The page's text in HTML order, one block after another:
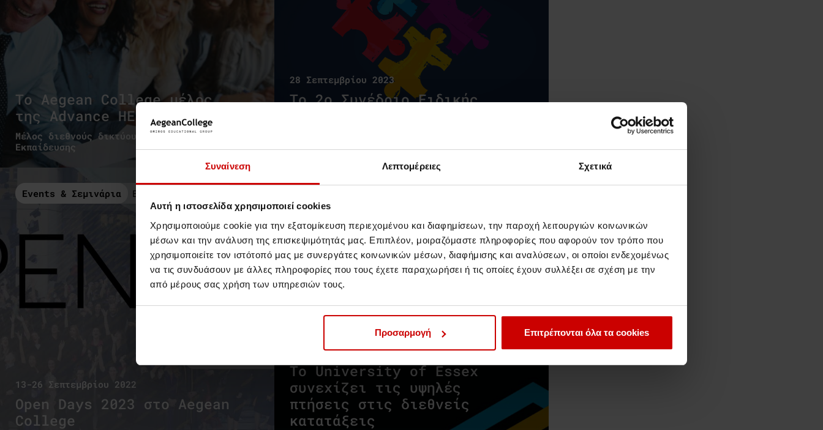
Συναίνεση Λεπτομέρειες Σχετικά
Αυτή η ιστοσελίδα χρησιμοποιεί cookies
Χρησιμοποιούμε cookie για την εξατομίκευση περιεχομένου και διαφημίσεων, την παροχή λειτουργιών κοινωνικών
μέσων και την ανάλυση της επισκεψιμότητάς μας. Επιπλέον, μοιραζόμαστε πληροφορίες που αφορούν τον τρόπο που
χρησιμοποιείτε τον ιστότοπό μας με συνεργάτες κοινωνικών μέσων, διαφήμισης και αναλύσεων, οι οποίοι ενδεχομένως
να τις συνδυάσουν με άλλες πληροφορίες που τους έχετε παραχωρήσει ή τις οποίες έχουν συλλέξει σε σχέση με την
από μέρους σας χρήση των υπηρεσιών τους.
Προσαρμογή Επιτρέπονται όλα τα cookies
Το Aegean College μέλος
της Advance HE
Μέλος διεθνούς δικτύου Τριτοβάθμιας
Εκπαίδευσης
28 Σεπτεμβρίου 2023
Το 2ο Συνέδριο Ειδικής
οικογένεια στη μετά COVID εποχή
Events & Σεμινάρια Events
13-26 Σεπτεμβρίου 2022
Open Days 2023 στο Aegean
College
Rankings 2024
Το University of Essex
συνεχίζει τις υψηλές
πτήσεις στις διεθνείς
κατατάξεις